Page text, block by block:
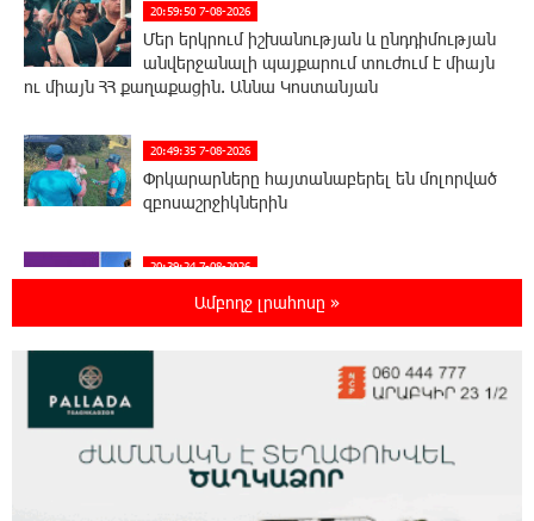
20:59:50 7-08-2026
Մեր երկրում իշխանության և ընդդիմության
անվերջանալի պայքարում տուժում է միայն
ու միայն ՀՀ քաղաքացին. Աննա Կոստանյան
20:49:35 7-08-2026
Փրկարարները հայտանաբերել են մոլորված
զբոսաշրջիկներին
20:39:24 7-08-2026
ԼՀԿ-ն պահանջում է դադարեցնել Գարեգին
Բ-ի և եպիսկոպոսների դեմ քրեական
Սարյան փողոցի բնակարաններից մեկում
պայթյունի հետևանքով 55-ամյա
տղամարդը այրվածքներով տեղափոխվել է
Ամբողջ լրահոսը »